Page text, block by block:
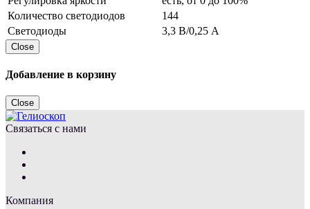
Количество светодиодов
144
Светодиоды
3,3 В/0,25 А
Close
Добавление в корзину
Close
Связаться с нами
Компания